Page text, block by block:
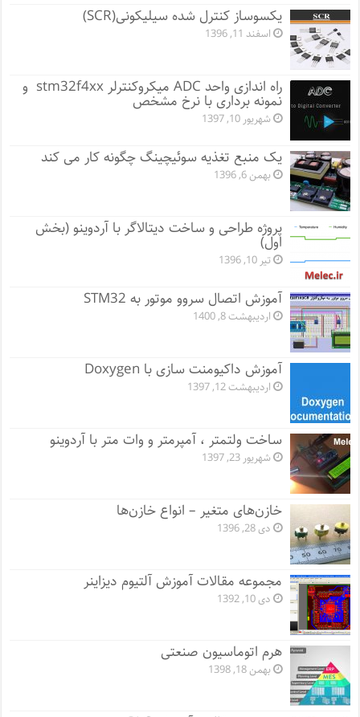
یکسوساز کنترل شده سیلیکونی(SCR)
اسفند 11, 1396
راه اندازی واحد ADC میکروکنترلر stm32f4xx و
نمونه برداری با نرخ مشخص
شهریور 10, 1397
یک منبع تغذیه سوئیچینگ چگونه کار می کند
بهمن 6, 1396
پروژه طراحی و ساخت دیتالاگر با آردوینو (بخش
اول)
تیر 10, 1396
آموزش اتصال سروو موتور به STM32
اردیبهشت 8, 1400
آموزش داکیومنت سازی با Doxygen
اردیبهشت 12, 1397
ساخت ولتمتر ، آمپرمتر و وات متر با آردوینو
شهریور 23, 1397
خازن‌های متغیر – انواع خازن‌ها
دی 28, 1396
مجموعه مقالات آموزش آلتیوم دیزاینر
دی 10, 1392
هرم اتوماسیون صنعتی
بهمن 18, 1398